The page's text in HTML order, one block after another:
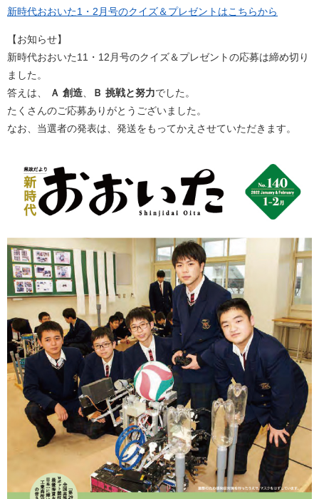
新時代おおいた1・2月号のクイズ＆プレゼントはこちらから
【お知らせ】
新時代おおいた11・12月号のクイズ＆プレゼントの応募は締め切り
ました。
答えは、
Ａ 創造 Ｂ 挑戦と努力でした。
たくさんのご応募ありがとうございました。
なお、当選者の発表は、発送をもってかえさせていただきます。